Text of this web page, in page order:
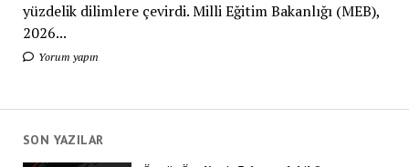
yüzdelik dilimlere çevirdi. Milli Eğitim Bakanlığı (MEB),
2026...
Yorum yapın
SON YAZILAR